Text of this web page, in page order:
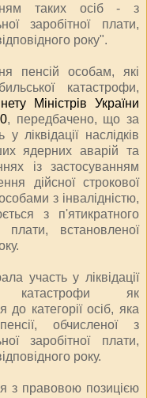
таких осіб - з
заробітної плати,
року".
пенсій особам, які
катастрофи,
Міністрів України
, передбачено, що за
ліквідації наслідків
ядерних аварій та
із застосуванням
дійсної строкової
з інвалідністю,
з п'ятикратного
плати, встановленої
участь у ліквідації
катастрофи як
до категорії осіб, яка
обчисленої з
заробітної плати,
року.
з правовою позицією